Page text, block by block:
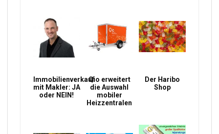
Immobilienverkauf
mit Makler: JA
oder NEIN!
Qio erweitert
die Auswahl
mobiler
Heizzentralen
Der Haribo
Shop